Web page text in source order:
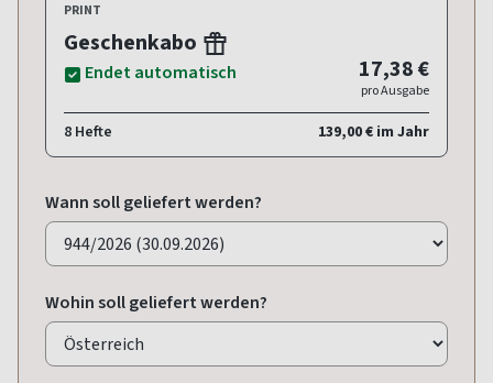
PRINT
Geschenkabo
Endet automatisch 17,38 €
pro Ausgabe
8 Hefte 139,00 € im Jahr
Wann soll geliefert werden?
Wohin soll geliefert werden?